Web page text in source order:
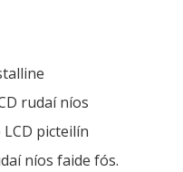
rudaí níos
picteilín
níos faide fós.